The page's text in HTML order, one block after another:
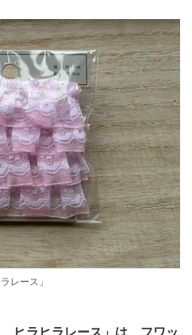
レース」
ヒラヒラレース」は、フワッ